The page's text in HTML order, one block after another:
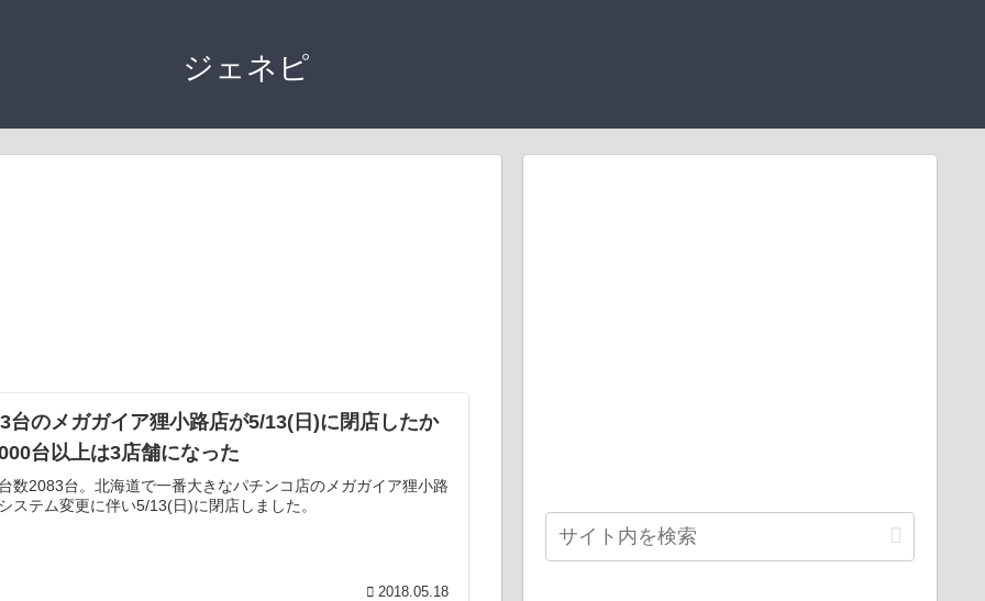
ジェネピ
台のメガガイア狸小路店が5/13(日)に閉店したか
台以上は3店舗になった
数2083台。北海道で一番大きなパチンコ店のメガガイア狸小路
ステム変更に伴い5/13(日)に閉店しました。
2018.05.18